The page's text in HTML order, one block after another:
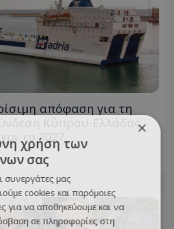
απόφαση για τη
Κύπρου-Ελλάδας -
το 2027
×
χρήση των
σας
συνεργάτες μας
cookies και παρόμοιες
για να αποθηκεύουμε και να
σε πληροφορίες στη